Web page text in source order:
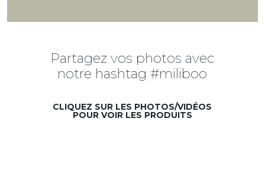
Partagez vos photos avec
notre hashtag #miliboo
CLIQUEZ SUR LES PHOTOS/VIDÉOS
POUR VOIR LES PRODUITS